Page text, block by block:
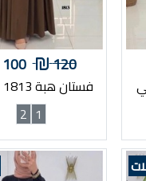
120
100
فستان هبة 1813 عسلي
1
2